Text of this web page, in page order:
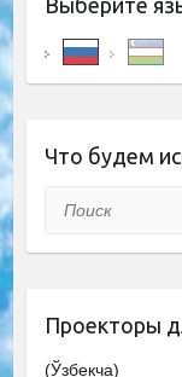
Выберите
Что будем
Поиск
Проекторы
(Ўзбекча)